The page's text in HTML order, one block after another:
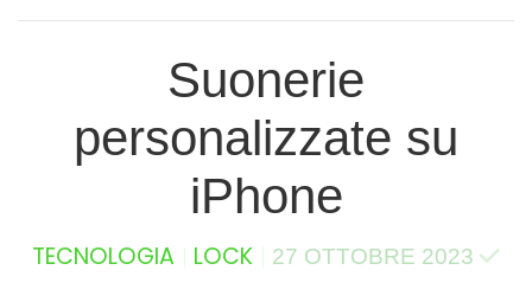
Suonerie
personalizzate su
iPhone
TECNOLOGIA LOCK 27 OTTOBRE 2023